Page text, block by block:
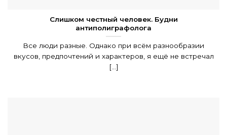
Слишком честный человек. Будни
антиполиграфолога
Все люди разные. Однако при всём разнообразии
вкусов, предпочтений и характеров, я ещё не встречал
[...]